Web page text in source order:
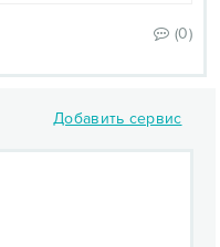
(0)
Добавить сервис